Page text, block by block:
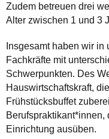
Zudem betreuen drei
Alter zwischen 1 und 3
Insgesamt haben wir
Fachkräfte mit
Schwerpunkten. Des
Hauswirtschaftskraft,
Frühstücksbuffet
Einrichtung ausüben.